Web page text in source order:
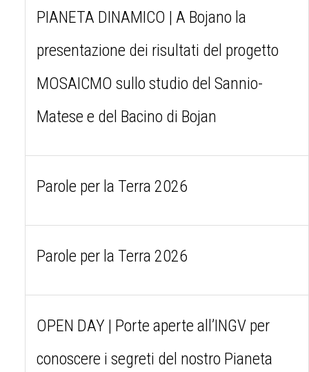
PIANETA DINAMICO | A Bojano la
presentazione dei risultati del progetto
MOSAICMO sullo studio del Sannio-
Matese e del Bacino di Bojan
Parole per la Terra 2026
Parole per la Terra 2026
OPEN DAY | Porte aperte all’INGV per
conoscere i segreti del nostro Pianeta